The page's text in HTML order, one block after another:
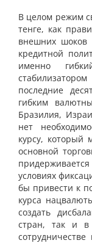
В целом режим
тенге, как
внешних шоков
кредитной
именно
последние
гибким
Бразилия,
нет
курсу, который
основной
условиях
бы привести к
курса
создать
стран, так и в